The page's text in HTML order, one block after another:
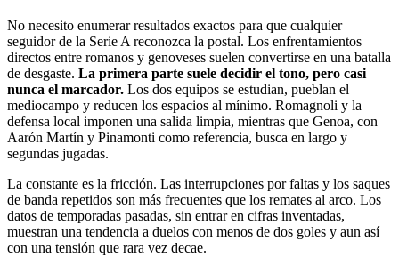
No necesito enumerar resultados exactos para que cualquier
seguidor de la Serie A reconozca la postal. Los enfrentamientos
directos entre romanos y genoveses suelen convertirse en una batalla
de desgaste. La primera parte suele decidir el tono, pero casi
nunca el marcador. Los dos equipos se estudian, pueblan el
mediocampo y reducen los espacios al mínimo. Romagnoli y la
defensa local imponen una salida limpia, mientras que Genoa, con
Aarón Martín y Pinamonti como referencia, busca en largo y
segundas jugadas.
La constante es la fricción. Las interrupciones por faltas y los saques
de banda repetidos son más frecuentes que los remates al arco. Los
datos de temporadas pasadas, sin entrar en cifras inventadas,
muestran una tendencia a duelos con menos de dos goles y aun así
con una tensión que rara vez decae.